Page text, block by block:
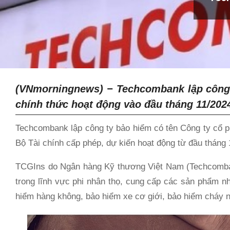
(VNmorningnews) − Techcombank lập
chính thức hoạt động vào đầu tháng 11/
Techcombank lập công ty bảo hiểm có tên Công ty cổ
Bộ Tài chính cấp phép, dự kiến hoạt động từ đầu tháng
TCGIns do Ngân hàng Kỹ thương Việt Nam
trong lĩnh vực phi nhân thọ, cung cấp các sản phẩm
hiểm hàng không, bảo hiểm xe cơ giới, bảo hiểm